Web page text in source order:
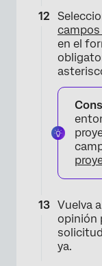
campos
en el
Vuelva
opinión
ya.